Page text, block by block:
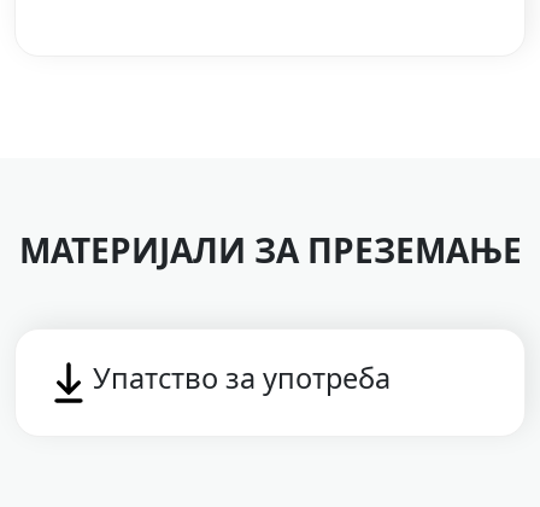
МАТЕРИЈАЛИ ЗА ПРЕЗЕМАЊЕ
Упатство за употреба